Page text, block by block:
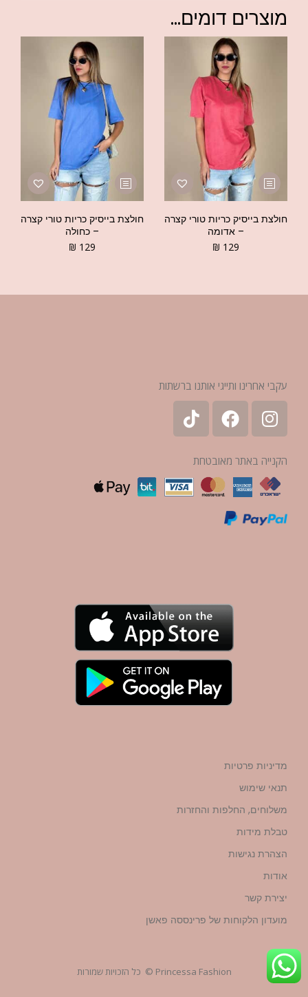
מוצרים דומים...
חולצת בייסיק כריות טורי קצרה
– אדומה
₪ 129
חולצת בייסיק כריות טורי קצרה
– כחולה
₪ 129
עקבי אחרינו ותייגי אותנו ברשתות
הקנייה באתר מאובטחת
מדיניות פרטיות
תנאי שימוש
משלוחים, החלפות והחזרות
טבלת מידות
הצהרת נגישות
אודות
יצירת קשר
מועדון הלקוחות של פרינססה פאשן